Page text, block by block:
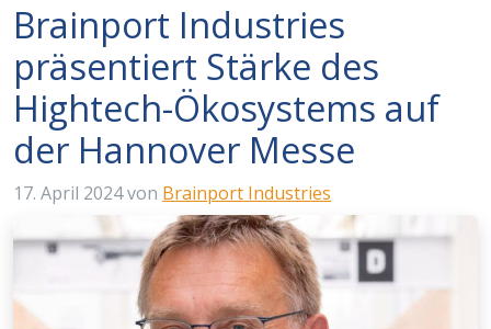
Brainport Industries
präsentiert Stärke des
Hightech-Ökosystems auf
der Hannover Messe
17. April 2024von Brainport Industries